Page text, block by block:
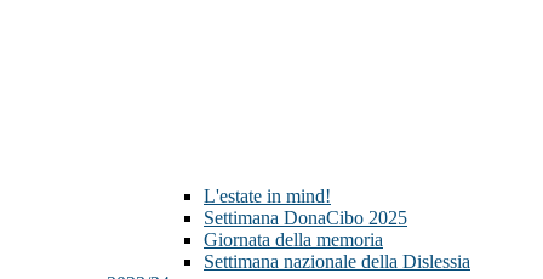
L'estate in mind!
Settimana DonaCibo 2025
Giornata della memoria
Settimana nazionale della Dislessia